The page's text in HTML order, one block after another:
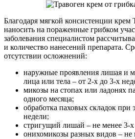
Благодаря мягкой консистенции крем
наносить на пораженные грибком
заболевания специалистом
и количество нанесений препарата.
отсутствии осложнений:
наружные проявления лишая и
лица или тела – от 2-х до 3-х
микозы на стопах или ладонях
одного месяца;
обработка паховых складок при
недели;
стригущий лишай – не менее 3-х
онихомикозы разных видов – не